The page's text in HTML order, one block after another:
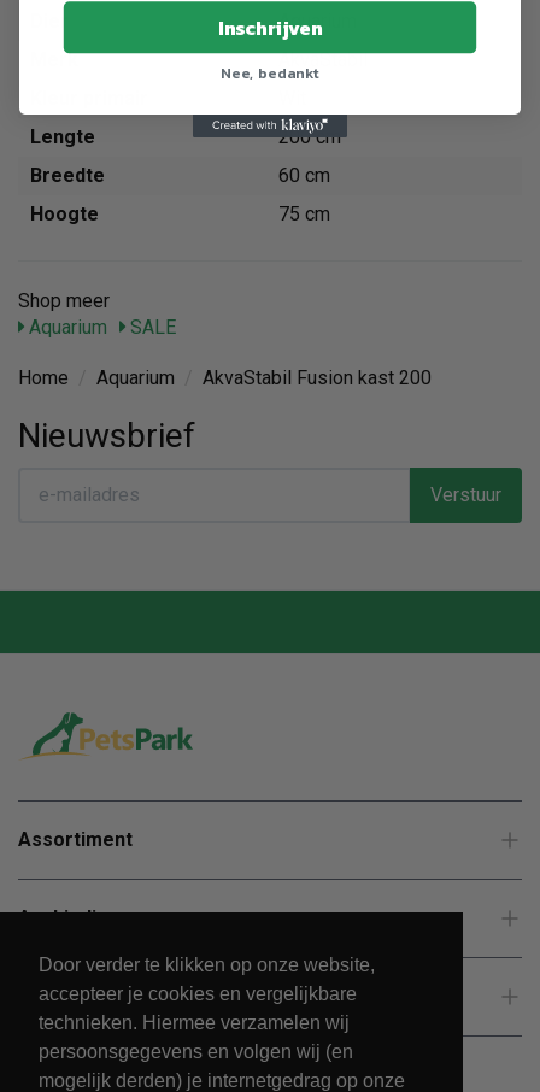
Door verder te klikken op onze website,
accepteer je cookies en vergelijkbare
technieken. Hiermee verzamelen wij
persoonsgegevens en volgen wij (en
mogelijk derden) je internetgedrag op onze
Aquarium
Merk
AkvaStabil
Lengte
200 cm
Breedte
60 cm
Hoogte
75 cm
Shop meer
Aquarium
SALE
Home Aquarium AkvaStabil Fusion kast 200
Nieuwsbrief
Verstuur
Assortiment
Aanbiedingen
Klantenservice
Inschrijven
Nee, bedankt